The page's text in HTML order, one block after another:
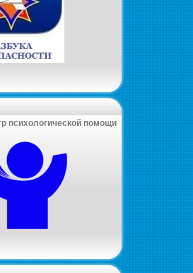
психологической помощи